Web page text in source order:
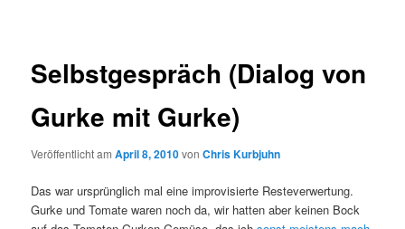
Selbstgespräch (Dialog von
Gurke mit Gurke)
Veröffentlicht amApril 8, 2010vonChris Kurbjuhn
Das war ursprünglich mal eine improvisierte Resteverwertung.
Gurke und Tomate waren noch da, wir hatten aber keinen Bock